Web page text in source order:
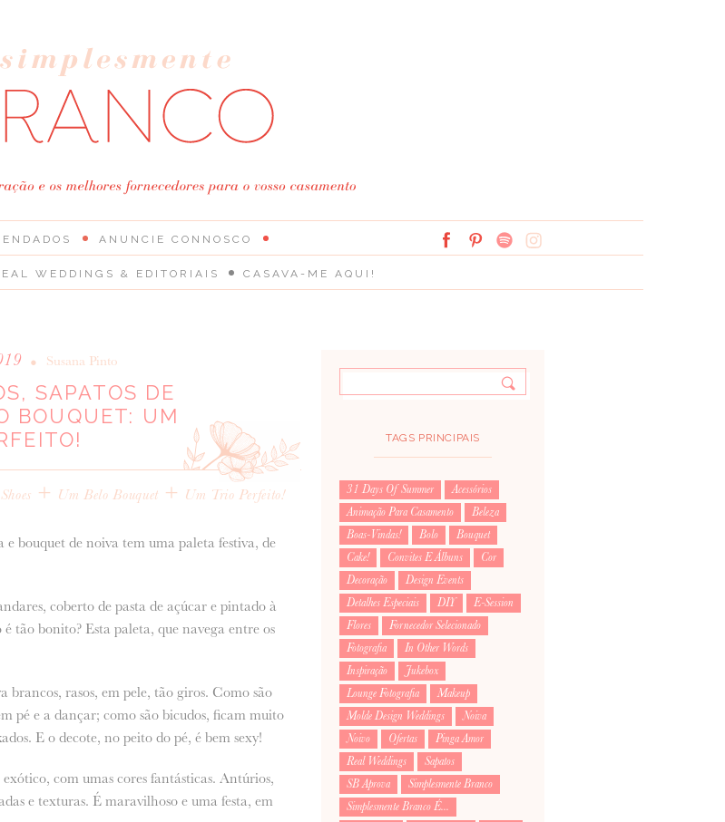
WEDDINGS & EDITORIAIS CASAVA-ME AQUI!
ANUNCIE CONNOSCO
• Susana Pinto
SAPATOS DE
BOUQUET: UM
+ Um Belo Bouquet + Um Trio Perfeito!
e bouquet de noiva tem uma paleta festiva, de
coberto de pasta de açúcar e pintado à
tão bonito? Esta paleta, que navega entre os
brancos, rasos, em pele, tão giros. Como são
pé e a dançar; como são bicudos, ficam muito
E o decote, no peito do pé, é bem sexy!
com umas cores fantásticas. Antúrios,
e texturas. É maravilhoso e uma festa, em
TAGS PRINCIPAIS
31 Days Of Summer
Acessórios
Animação Para Casamento
Beleza
Boas-Vindas!
Bolo
Bouquet
Cake!
Convites E Álbuns
Cor
Decoração
Design Events
Detalhes Especiais
DIY
E-Session
Flores
Fornecedor Selecionado
Fotografia
In Other Words
Inspiração
Jukebox
Lounge Fotografia
Makeup
Molde Design Weddings
Noiva
Noivo
Ofertas
Pinga Amor
Real Weddings
Sapatos
SB Aprova
Simplesmente Branco
Simplesmente Branco É...